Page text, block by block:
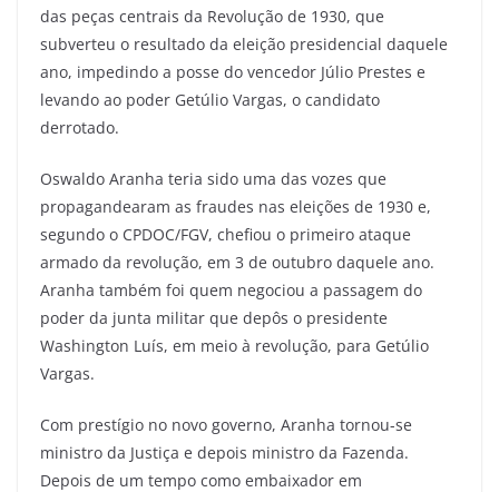
das peças centrais da Revolução de 1930, que
subverteu o resultado da eleição presidencial daquele
ano, impedindo a posse do vencedor Júlio Prestes e
levando ao poder Getúlio Vargas, o candidato
derrotado.
Oswaldo Aranha teria sido uma das vozes que
propagandearam as fraudes nas eleições de 1930 e,
segundo o CPDOC/FGV, chefiou o primeiro ataque
armado da revolução, em 3 de outubro daquele ano.
Aranha também foi quem negociou a passagem do
poder da junta militar que depôs o presidente
Washington Luís, em meio à revolução, para Getúlio
Vargas.
Com prestígio no novo governo, Aranha tornou-se
ministro da Justiça e depois ministro da Fazenda.
Depois de um tempo como embaixador em